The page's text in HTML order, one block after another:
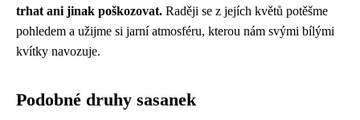
trhat ani jinak poškozovat. Raději se z jejích květů potěšme
pohledem a užijme si jarní atmosféru, kterou nám svými bílými
kvítky navozuje.
Podobné druhy sasanek